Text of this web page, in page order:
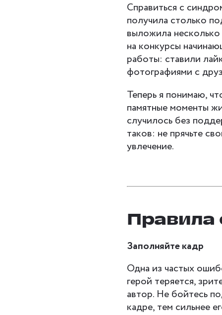
Справиться с
получила столько
выложила
на конкурсы
работы: ставили
фотографиями с
Теперь я понимаю,
памятные моменты
случилось без
таков: не прячьте
увлечение.
Заполняйте кадр
Одна из частых
герой теряется,
автор. Не бойтесь
кадре, тем сильнее